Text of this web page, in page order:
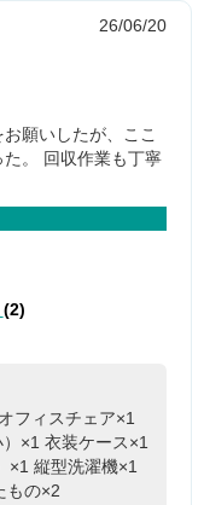
26/06/20
願いしたが、ここ
。 回収作業も丁寧
(2)
オフィスチェア×1
×1 衣装ケース×1
×1 縦型洗濯機×1
もの×2